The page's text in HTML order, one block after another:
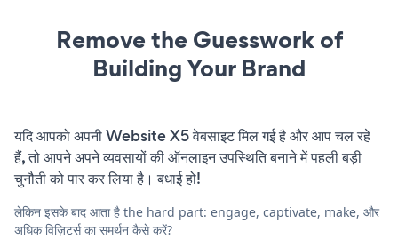
Remove the Guesswork of
Building Your Brand
यदि आपको अपनी Website X5 वेबसाइट मिल गई है और आप चल रहे
हैं, तो आपने अपने व्यवसायों की ऑनलाइन उपस्थिति बनाने में पहली बड़ी
चुनौती को पार कर लिया है। बधाई हो!
लेकिन इसके बाद आता है the hard part: engage, captivate, make, और
अधिक विज़िटर्स का समर्थन कैसे करें?